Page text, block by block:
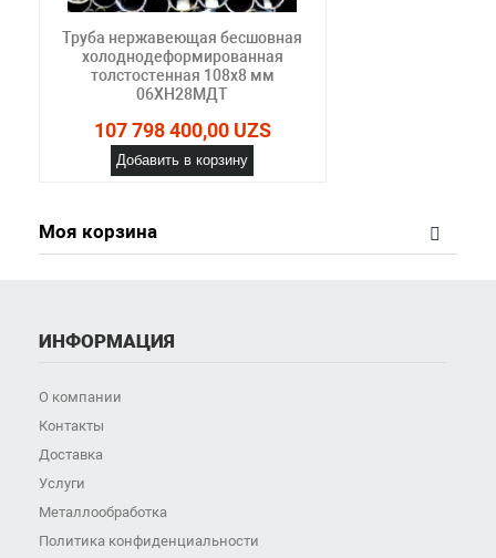
Труба нержавеющая бесшовная
холоднодеформированная
толстостенная 108х8 мм
06ХН28МДТ
107 798 400,00 UZS
Добавить в корзину
Моя корзина
ИНФОРМАЦИЯ
О компании
Контакты
Доставка
Услуги
Металлообработка
Политика конфиденциальности